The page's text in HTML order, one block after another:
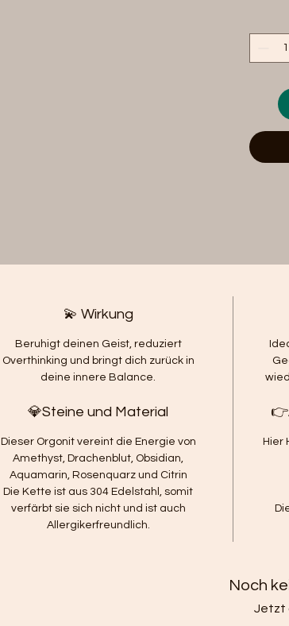
innerem
Steine wirkt
deinen Geist –
💫 Wirkung
Beruhigt deinen Geist, reduziert
Overthinking und bringt dich zurück in
deine innere Balance.
💎Steine und Material
Dieser Orgonit vereint die Energie von
Amethyst, Drachenblut, Obsidian,
Aquamarin, Rosenquarz und Citrin
Die Kette ist aus 304 Edelstahl, somit
verfärbt sie sich nicht und ist auch
Allergikerfreundlich.
Hier
Noch
Jetzt